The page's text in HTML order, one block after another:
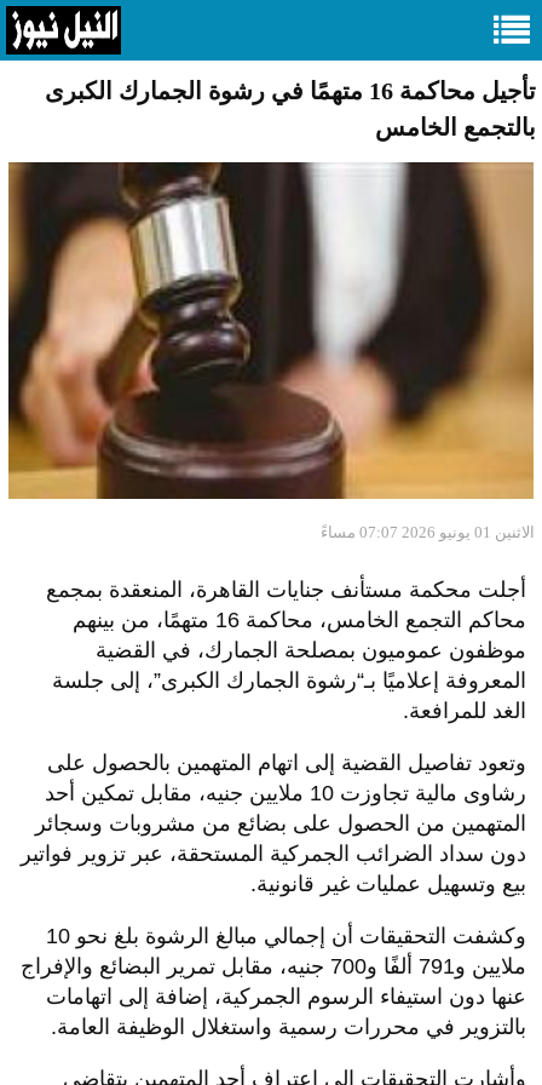
تأجيل محاكمة 16 متهمًا في رشوة الجمارك الكبرى
بالتجمع الخامس
الاثنين 01 يونيو 2026 07:07 مساءً
أجلت محكمة مستأنف جنايات القاهرة، المنعقدة بمجمع
محاكم التجمع الخامس، محاكمة 16 متهمًا، من بينهم
موظفون عموميون بمصلحة الجمارك، في القضية
المعروفة إعلاميًا بـ“رشوة الجمارك الكبرى”، إلى جلسة
الغد للمرافعة.
وتعود تفاصيل القضية إلى اتهام المتهمين بالحصول على
رشاوى مالية تجاوزت 10 ملايين جنيه، مقابل تمكين أحد
المتهمين من الحصول على بضائع من مشروبات وسجائر
دون سداد الضرائب الجمركية المستحقة، عبر تزوير فواتير
بيع وتسهيل عمليات غير قانونية.
وكشفت التحقيقات أن إجمالي مبالغ الرشوة بلغ نحو 10
ملايين و791 ألفًا و700 جنيه، مقابل تمرير البضائع والإفراج
عنها دون استيفاء الرسوم الجمركية، إضافة إلى اتهامات
بالتزوير في محررات رسمية واستغلال الوظيفة العامة.
وأشارت التحقيقات إلى اعتراف أحد المتهمين بتقاضي